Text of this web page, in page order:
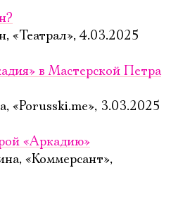
«Театрал», 4.03.2025
в Мастерской Петра
«Porusski.me», 3.03.2025
«Аркадию»
«Коммерсант»,